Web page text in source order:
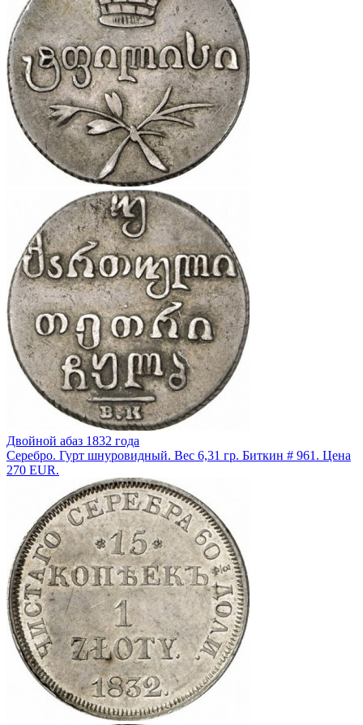
Двойной абаз 1832 года
Серебро. Гурт шнуровидный. Вес 6,31 гр. Биткин # 961. Цена
270 EUR.